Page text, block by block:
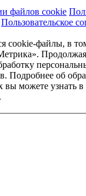
файлов cookie
Пользовательское
cookie-файлы, в
Продолжая
Подробнее об
вы можете узнать в
.